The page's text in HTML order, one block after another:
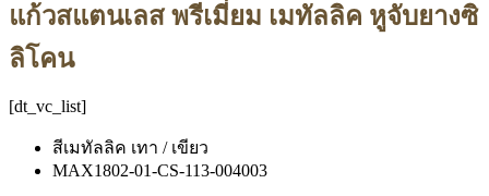
แก้วสแตนเลส พรีเมี่ยม เมทัลลิค หูจับยางซิ
ลิโคน
[dt_vc_list]
สีเมทัลลิค เทา / เขียว
MAX1802-01-CS-113-004003